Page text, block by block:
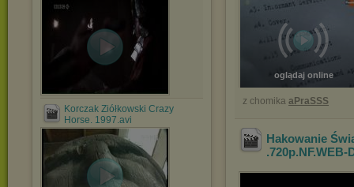
Korczak Ziółkowski Crazy
Horse. 1997.avi
oglądaj online
z chomika aPraSSS
Hakowanie
.720p.NF.WEB-